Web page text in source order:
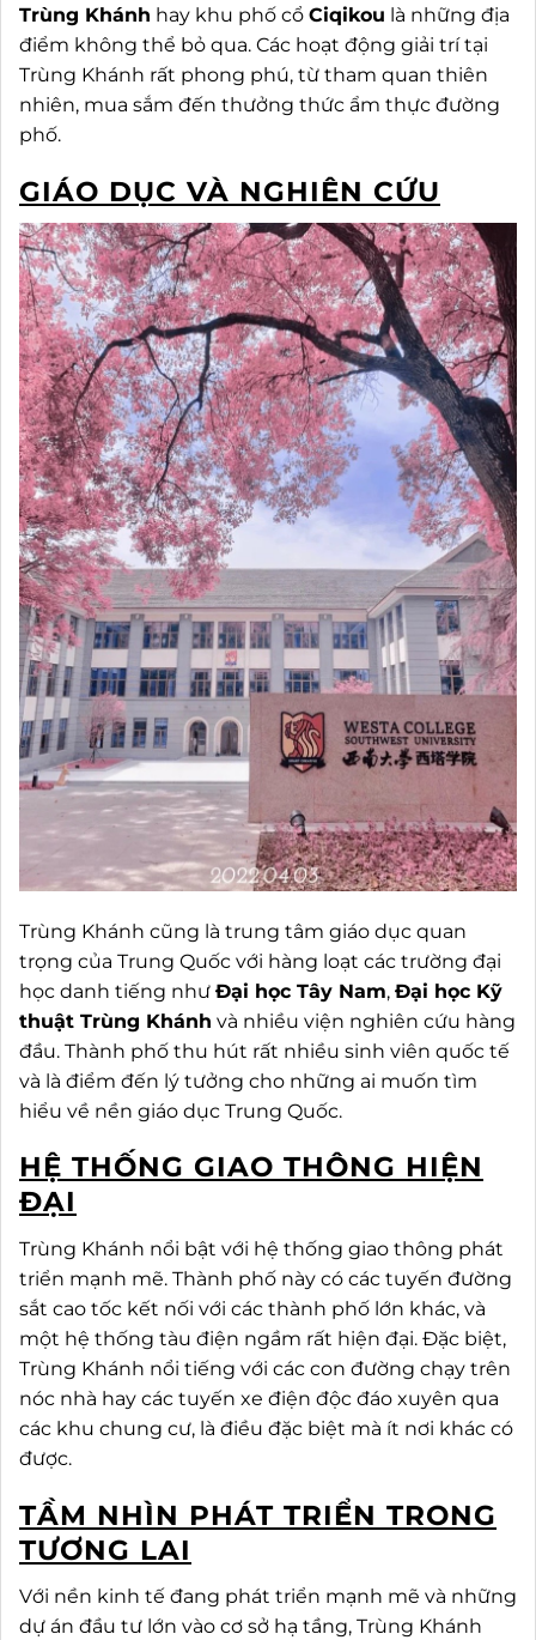
Trùng Khánh hay khu phố cổ Ciqikou là những địa
điểm không thể bỏ qua. Các hoạt động giải trí tại
Trùng Khánh rất phong phú, từ tham quan thiên
nhiên, mua sắm đến thưởng thức ẩm thực đường
phố.
GIÁO DỤC VÀ NGHIÊN CỨU
Trùng Khánh cũng là trung tâm giáo dục quan
trọng của Trung Quốc với hàng loạt các trường đại
học danh tiếng như Đại học Tây Nam, Đại học Kỹ
thuật Trùng Khánh và nhiều viện nghiên cứu hàng
đầu. Thành phố thu hút rất nhiều sinh viên quốc tế
và là điểm đến lý tưởng cho những ai muốn tìm
hiểu về nền giáo dục Trung Quốc.
HỆ THỐNG GIAO THÔNG HIỆN
ĐẠI
Trùng Khánh nổi bật với hệ thống giao thông phát
triển mạnh mẽ. Thành phố này có các tuyến đường
sắt cao tốc kết nối với các thành phố lớn khác, và
một hệ thống tàu điện ngầm rất hiện đại. Đặc biệt,
Trùng Khánh nổi tiếng với các con đường chạy trên
nóc nhà hay các tuyến xe điện độc đáo xuyên qua
các khu chung cư, là điều đặc biệt mà ít nơi khác có
được.
TẦM NHÌN PHÁT TRIỂN TRONG
TƯƠNG LAI
Với nền kinh tế đang phát triển mạnh mẽ và những
dự án đầu tư lớn vào cơ sở hạ tầng, Trùng Khánh